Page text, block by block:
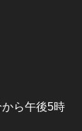
ら午後5時